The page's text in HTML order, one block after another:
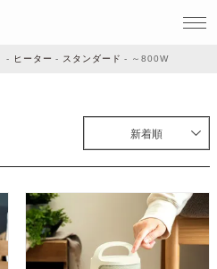
ヒーター スタンダード ～800W
新着順